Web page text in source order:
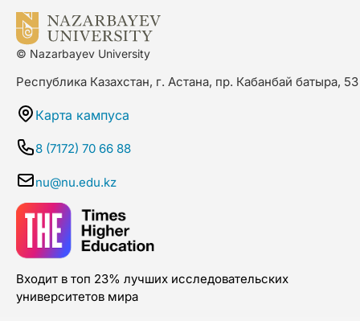
© Nazarbayev University
Республика Казахстан, г. Астана, пр. Кабанбай батыра, 53
Карта кампуса
8 (7172) 70 66 88
nu@nu.edu.kz
Входит в топ 23% лучших исследовательских
университетов мира